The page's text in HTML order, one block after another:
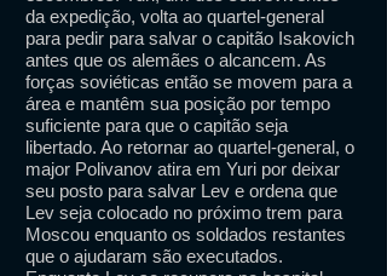
da expedição, volta ao quartel-general
para pedir para salvar o capitão Isakovich
antes que os alemães o alcancem. As
forças soviéticas então se movem para a
área e mantêm sua posição por tempo
suficiente para que o capitão seja
libertado. Ao retornar ao quartel-general, o
major Polivanov atira em Yuri por deixar
seu posto para salvar Lev e ordena que
Lev seja colocado no próximo trem para
Moscou enquanto os soldados restantes
que o ajudaram são executados.